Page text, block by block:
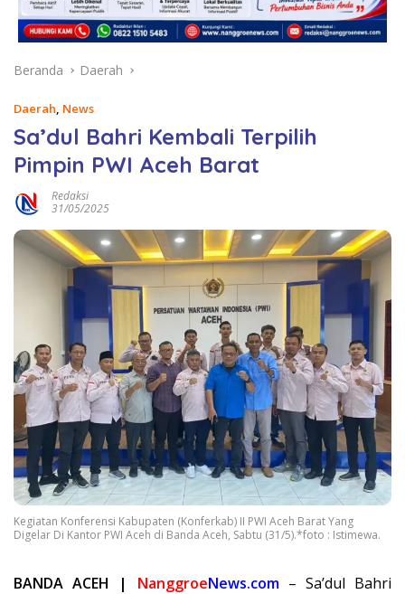
Beranda Daerah
Daerah News
Sa’dul Bahri Kembali Terpilih
Pimpin PWI Aceh Barat
Redaksi
31/05/2025
Kegiatan Konferensi Kabupaten (Konferkab) II PWI Aceh Barat Yang
Digelar Di Kantor PWI Aceh di Banda Aceh, Sabtu (31/5).*foto : Istimewa.
BANDA ACEH | NanggroeNews.com– Sa’dul Bahri